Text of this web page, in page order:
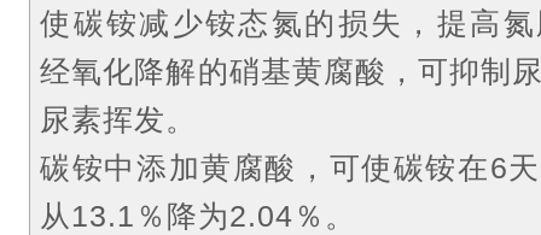
使碳铵减少铵态氮的损失，提高
经氧化降解的硝基黄腐酸，可抑制
尿素挥发。
碳铵中添加黄腐酸，可使碳铵在6
从13.1％降为2.04％。